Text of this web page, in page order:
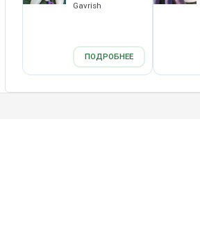
Gavrish
ПОДРОБНЕЕ